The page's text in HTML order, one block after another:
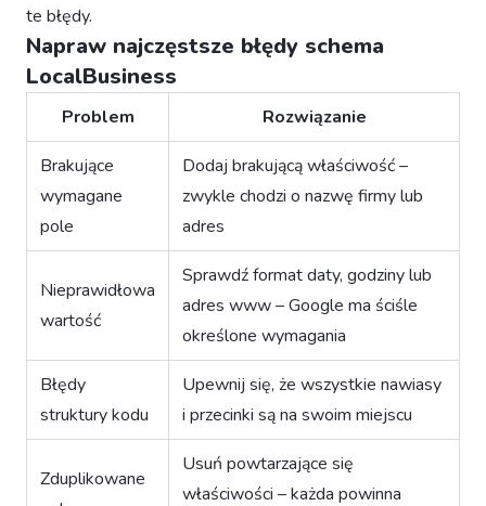
te błędy.
Napraw najczęstsze błędy schema
LocalBusiness
Problem Rozwiązanie
Brakujące
wymagane
pole
Dodaj brakującą właściwość –
zwykle chodzi o nazwę firmy lub
adres
Nieprawidłowa
wartość
Sprawdź format daty, godziny lub
adres www – Google ma ściśle
określone wymagania
Błędy
struktury kodu
Upewnij się, że wszystkie nawiasy
i przecinki są na swoim miejscu
Zduplikowane
Usuń powtarzające się
właściwości – każda powinna